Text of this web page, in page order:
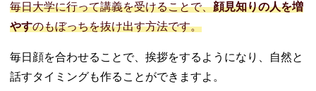
毎日大学に行って講義を受けることで、顔見知りの人を増
やすのもぼっちを抜け出す方法です。
毎日顔を合わせることで、挨拶をするようになり、自然と
話すタイミングも作ることができますよ。